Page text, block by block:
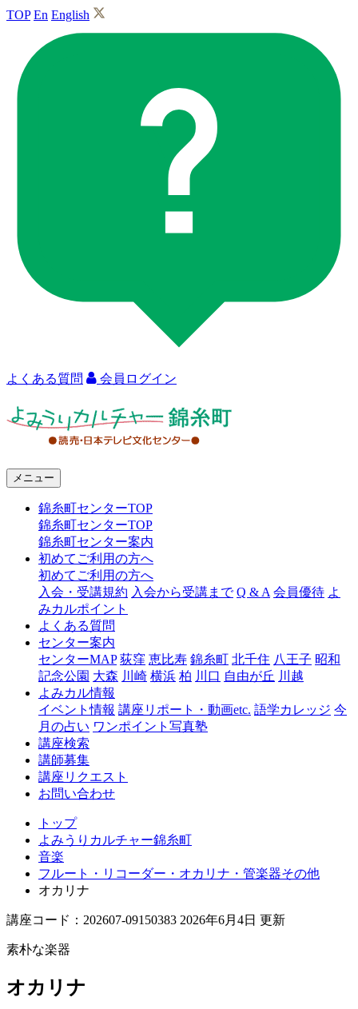
TOP En English
よくある質問 会員ログイン
ャ
糸
メニュー
錦糸町センターTOP
錦糸町センターTOP
錦糸町センター案内
初めてご利用の方へ
初めてご利用の方へ
入会・受講規約 入会から受講まで Q & A 会員優待 よ
みカルポイント
よくある質問
センター案内
センターMAP 荻窪 恵比寿 錦糸町 北千住 八王子 昭和
記念公園 大森 川崎 横浜 柏 川口 自由が丘 川越
よみカル情報
イベント情報 講座リポート・動画etc. 語学カレッジ 今
月の占い ワンポイント写真塾
講座検索
講師募集
講座リクエスト
お問い合わせ
トップ
よみうりカルチャー錦糸町
音楽
フルート・リコーダー・オカリナ・管楽器その他
オカリナ
講座コード：202607-09150383 2026年6月4日 更新
素朴な楽器
オカリナ